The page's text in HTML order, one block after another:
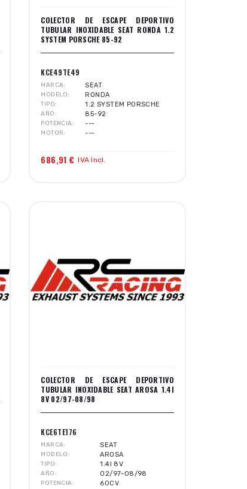
COLECTOR DE ESCAPE DEPORTIVO
TUBULAR INOXIDABLE SEAT RONDA 1.2
SYSTEM PORSCHE 85-92
KCE49TE49
MARCA SEAT
MODELO RONDA
TIPO 1.2 SYSTEM PORSCHE
AÑO 85-92
POTENCIA ---
MOTOR ---
686,91 € IVA incl.
COLECTOR DE ESCAPE DEPORTIVO
TUBULAR INOXIDABLE SEAT AROSA 1.4I
8V 02/97-08/98
KCE6TE176
MARCA SEAT
MODELO AROSA
TIPO 1.4I 8V
AÑO 02/97-08/98
POTENCIA 60CV